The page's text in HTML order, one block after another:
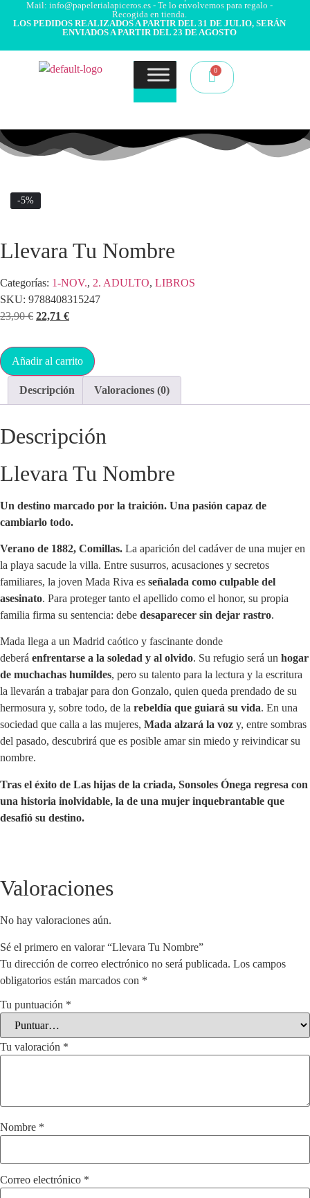
Mail: info@papelerialapiceros.es - Te lo envolvemos para regalo -
Recogida en tienda.
LOS PEDIDOS REALIZADOS A PARTIR DEL 31 DE JULIO, SERÁN
ENVIADOS A PARTIR DEL 23 DE AGOSTO
-5%
Llevara Tu Nombre
Categorías: 1-NOV., 2. ADULTO, LIBROS
SKU: 9788408315247
23,90€ 22,71 €
Añadir al carrito
Descripción Valoraciones (0)
Descripción
Llevara Tu Nombre
Un destino marcado por la traición. Una pasión capaz de
cambiarlo todo.
Verano de 1882, Comillas. La aparición del cadáver de una mujer en
la playa sacude la villa. Entre susurros, acusaciones y secretos
familiares, la joven Mada Riva es señalada como culpable del
asesinato. Para proteger tanto el apellido como el honor, su propia
familia firma su sentencia: debe desaparecer sin dejar rastro.
Mada llega a un Madrid caótico y fascinante donde
deberá enfrentarse a la soledad y al olvido. Su refugio será un hogar
de muchachas humildes, pero su talento para la lectura y la escritura
la llevarán a trabajar para don Gonzalo, quien queda prendado de su
hermosura y, sobre todo, de la rebeldía que guiará su vida. En una
sociedad que calla a las mujeres, Mada alzará la voz y, entre sombras
del pasado, descubrirá que es posible amar sin miedo y reivindicar su
nombre.
Tras el éxito de Las hijas de la criada, Sonsoles Ónega regresa con
una historia inolvidable, la de una mujer inquebrantable que
desafió su destino.
Valoraciones
No hay valoraciones aún.
Sé el primero en valorar “Llevara Tu Nombre”
Tu dirección de correo electrónico no será publicada. Los campos
obligatorios están marcados con *
Tu puntuación *
Tu valoración *
Nombre *
Correo electrónico *